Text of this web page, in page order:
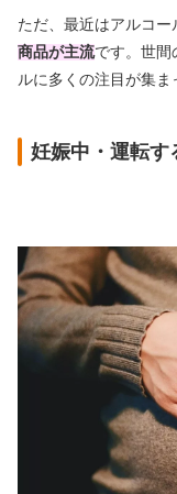
ただ、最近はアルコ
商品が主流です。世間
ルに多くの注目が集ま
妊娠中・運転す